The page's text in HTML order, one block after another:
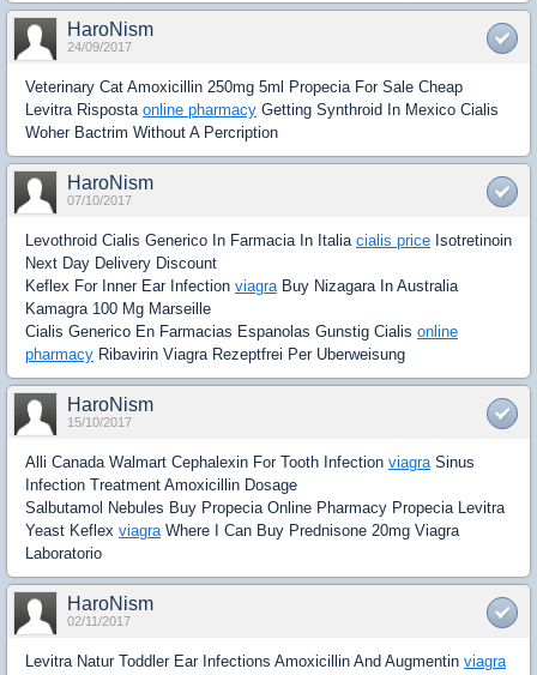
HaroNism
24/09/2017
Veterinary Cat Amoxicillin 250mg 5ml Propecia For Sale Cheap
Levitra Risposta online pharmacy Getting Synthroid In Mexico Cialis
Woher Bactrim Without A Percription
HaroNism
07/10/2017
Levothroid Cialis Generico In Farmacia In Italia cialis price Isotretinoin
Next Day Delivery Discount
Keflex For Inner Ear Infection viagraBuy Nizagara In Australia
Kamagra 100 Mg Marseille
Cialis Generico En Farmacias Espanolas Gunstig Cialis online
pharmacy Ribavirin Viagra Rezeptfrei Per Uberweisung
HaroNism
15/10/2017
Alli Canada Walmart Cephalexin For Tooth Infection viagraSinus
Infection Treatment Amoxicillin Dosage
Salbutamol Nebules Buy Propecia Online Pharmacy Propecia Levitra
Yeast Keflex viagraWhere I Can Buy Prednisone 20mg Viagra
Laboratorio
HaroNism
02/11/2017
Levitra Natur Toddler Ear Infections Amoxicillin And Augmentin viagra